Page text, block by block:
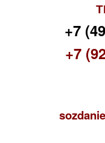
+7
+7
s